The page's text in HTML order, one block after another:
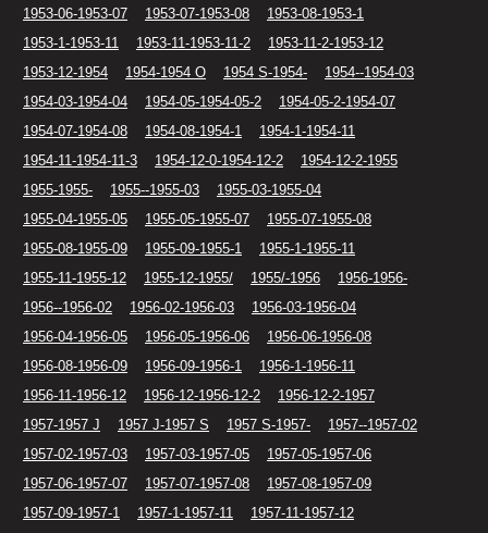
1953-06-1953-07 1953-07-1953-08
1953-08-1953-1
1953-1-1953-11
1953-11-1953-11-2
1953-11-2-1953-12
1953-12-1954
1954-1954 O 1954 S-1954-
1954--1954-03
1954-03-1954-04
1954-05-1954-05-2
1954-05-2-1954-07
1954-07-1954-08
1954-08-1954-1
1954-1-1954-11
1954-11-1954-11-3
1954-12-0-1954-12-2
1954-12-2-1955
1955-1955-
1955--1955-03
1955-03-1955-04
1955-04-1955-05
1955-05-1955-07
1955-07-1955-08
1955-08-1955-09
1955-09-1955-1
1955-1-1955-11
1955-11-1955-12
1955-12-1955/ 1955/-1956
1956-1956-
1956--1956-02
1956-02-1956-03
1956-03-1956-04
1956-04-1956-05
1956-05-1956-06
1956-06-1956-08
1956-08-1956-09
1956-09-1956-1
1956-1-1956-11
1956-11-1956-12
1956-12-1956-12-2
1956-12-2-1957
1957-1957 J
1957 J-1957 S 1957 S-1957-
1957--1957-02
1957-02-1957-03
1957-03-1957-05
1957-05-1957-06
1957-06-1957-07
1957-07-1957-08
1957-08-1957-09
1957-09-1957-1
1957-1-1957-11
1957-11-1957-12